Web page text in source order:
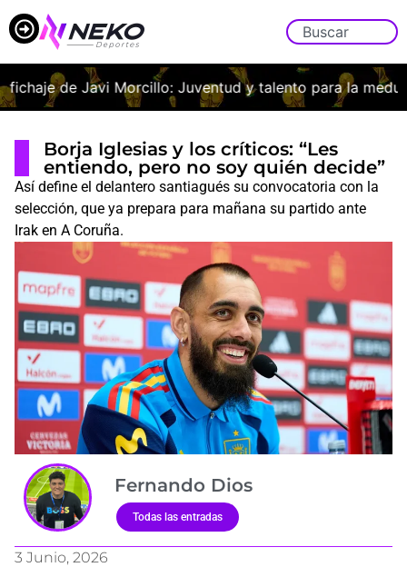
de Javi Morcillo: Juventud y talento para la medular
Borja Iglesias y los críticos: “Les
entiendo, pero no soy quién decide”
Así define el delantero santiagués su convocatoria con la
selección, que ya prepara para mañana su partido ante
Irak en A Coruña.
Fernando Dios
Todas las entradas
3 Junio, 2026